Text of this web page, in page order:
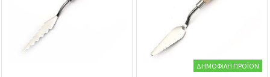
ΔΗΜΟΦΙΛΉ ΠΡΟΪΌΝ